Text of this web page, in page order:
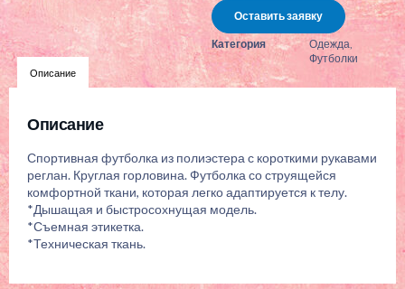
Оставить заявку
Категория Одежда
Футболки
Описание
Описание
Спортивная футболка из полиэстера с короткими рукавами
реглан. Круглая горловина. Футболка со струящейся
комфортной ткани, которая легко адаптируется к телу.
*Дышащая и быстросохнущая модель.
*Съемная этикетка.
*Техническая ткань.